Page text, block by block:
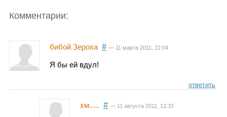
Комментарии:
бибой Зероха # — 11 марта 2011, 22:04
Я бы ей вдул!
ответить
хм..... # — 11 августа 2011, 12:31